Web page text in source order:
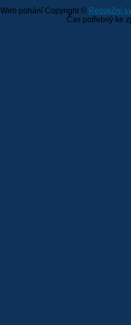
Web pohání Copyright © Redakční
Čas potřebný ke